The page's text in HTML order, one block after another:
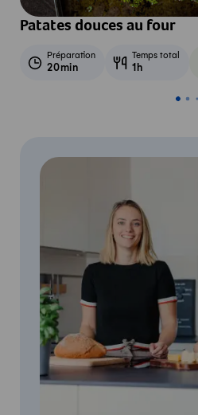
Patates douces au four
Préparation
20min
Temps total
1h